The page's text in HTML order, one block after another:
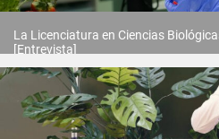
La Licenciatura en Ciencias
[Entrevista]